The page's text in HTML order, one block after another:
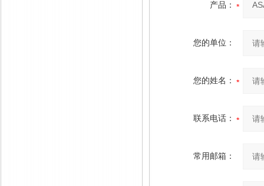
产品：
您的单位：
您的姓名：
联系电话：
常用邮箱：